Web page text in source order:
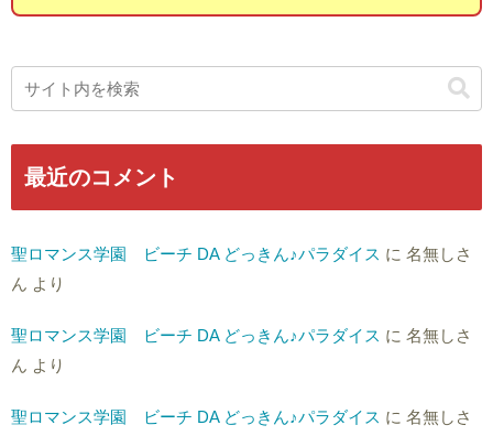
最近のコメント
聖ロマンス学園 ビーチ DA どっきん♪パラダイス に 名無しさ
ん より
聖ロマンス学園 ビーチ DA どっきん♪パラダイス に 名無しさ
ん より
聖ロマンス学園 ビーチ DA どっきん♪パラダイス に 名無しさ